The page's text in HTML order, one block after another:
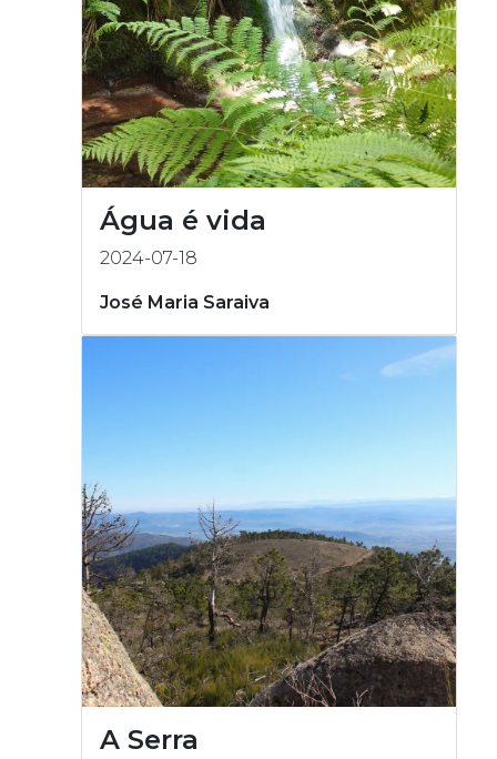
Água é vida
2024-07-18
José Maria Saraiva
A Serra